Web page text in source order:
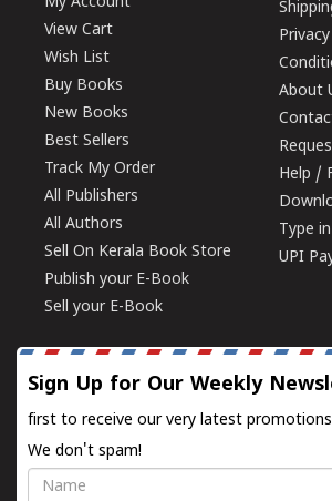
View Cart
Wish List
Buy Books
New Books
Best Sellers
Track My Order
All Publishers
All Authors
Sell On Kerala Book Store
Publish your E-Book
Sell your E-Book
About
Help /
Type
UPI
Sign Up for Our Weekly
first to receive our very latest
We don't spam!
Name